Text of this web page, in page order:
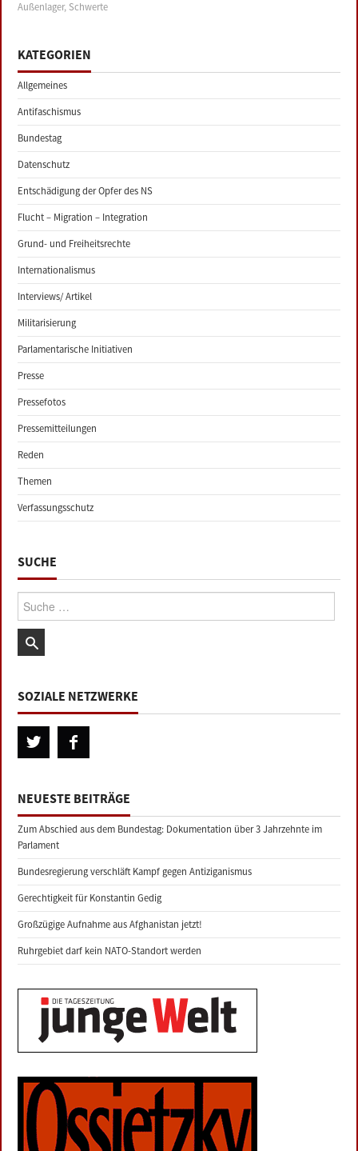
Außenlager, Schwerte
KATEGORIEN
Allgemeines
Antifaschismus
Bundestag
Datenschutz
Entschädigung der Opfer des NS
Flucht – Migration – Integration
Grund- und Freiheitsrechte
Internationalismus
Interviews/ Artikel
Militarisierung
Parlamentarische Initiativen
Presse
Pressefotos
Pressemitteilungen
Reden
Themen
Verfassungsschutz
SUCHE
Suche:
SOZIALE NETZWERKE
NEUESTE BEITRÄGE
Zum Abschied aus dem Bundestag: Dokumentation über 3 Jahrzehnte im
Parlament
Bundesregierung verschläft Kampf gegen Antiziganismus
Gerechtigkeit für Konstantin Gedig
Großzügige Aufnahme aus Afghanistan jetzt!
Ruhrgebiet darf kein NATO-Standort werden